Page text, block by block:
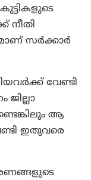
നീതി
സർക്കാർ
വേണ്ടി
ആ
ഇതുവരെ